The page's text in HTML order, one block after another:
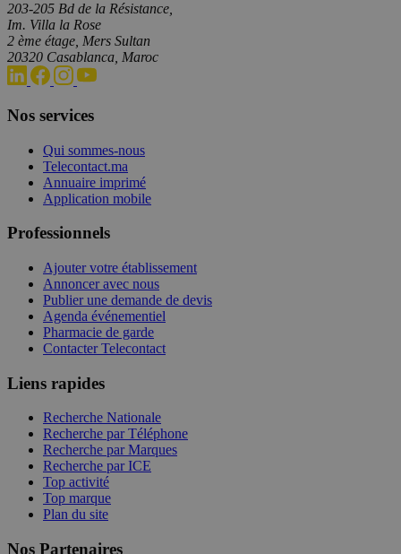
203-205 Bd de la Résistance,
Im. Villa la Rose
2 ème étage, Mers Sultan
20320 Casablanca, Maroc
Nos services
Qui sommes-nous
Telecontact.ma
Annuaire imprimé
Application mobile
Professionnels
Ajouter votre établissement
Annoncer avec nous
Publier une demande de devis
Agenda événementiel
Pharmacie de garde
Contacter Telecontact
Liens rapides
Recherche Nationale
Recherche par Téléphone
Recherche par Marques
Recherche par ICE
Top activité
Top marque
Plan du site
Nos Partenaires